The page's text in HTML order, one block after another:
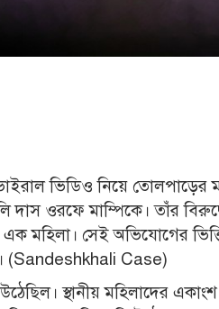
ভিডিও নিয়ে
দাস ওরফে মাম্পিকে। তাঁর
মহিলা। সেই অভিযোগের
(Sandeshkhali Case)
স্থানীয় মহিলাদের